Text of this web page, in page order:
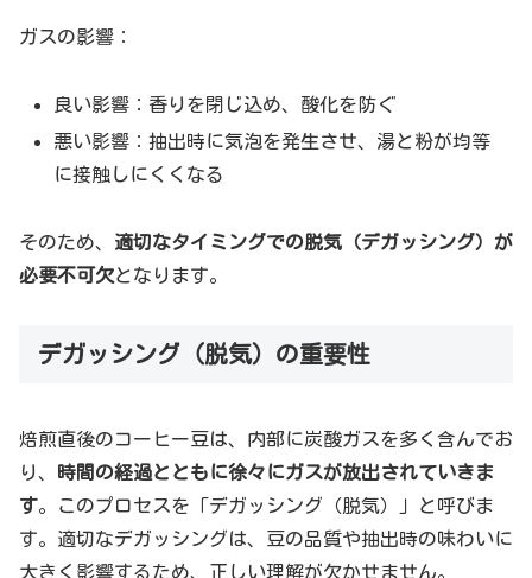
ガスの影響：
良い影響：香りを閉じ込め、酸化を防ぐ
悪い影響：抽出時に気泡を発生させ、湯と粉が均等
に接触しにくくなる
そのため、 適切なタイミングでの脱気（デガッシング）が
必要不可欠となります。
デガッシング（脱気）の重要性
焙煎直後のコーヒー豆は、内部に炭酸ガスを多く含んでお
り、
時間の経過とともに徐々にガスが放出されていきま
す。このプロセスを「デガッシング（脱気）」と呼びま
す。適切なデガッシングは、豆の品質や抽出時の味わいに
大きく影響するため、正しい理解が欠かせません。